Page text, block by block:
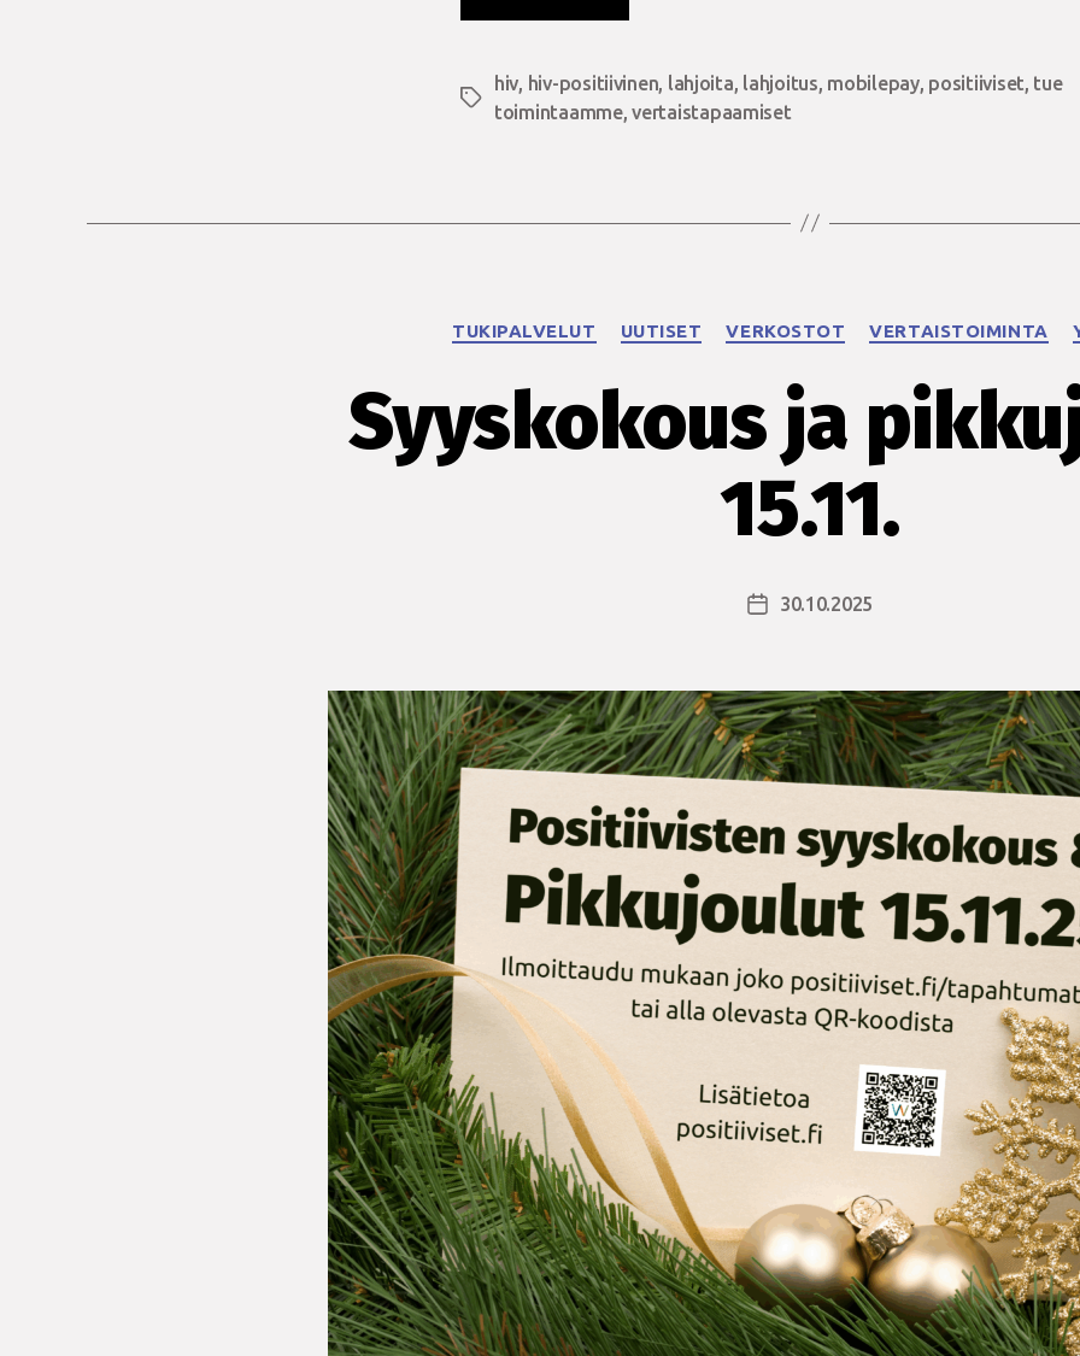
jokainen
euro
Avainsanat
hiv hiv-positiivinen lahjoita lahjoitus mobilepay, positiiviset tue
toimintaamme,vertaistapaamiset
Kategoriat
TUKIPALVELUT UUTISET VERKOSTOT VERTAISTOIMINTA
Syyskokous ja
15.11.
Julkaisupäivämäärä
30.10.2025